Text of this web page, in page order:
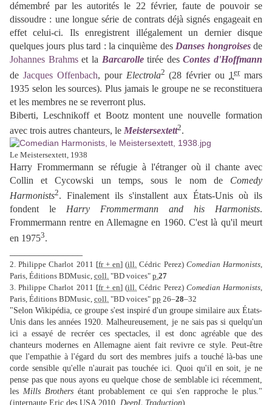
démembré par les autorités le 22 février, faute de pouvoir se
dissoudre : une longue série de contrats déjà signés engageait en
effet celui-ci. Ils enregistrent illégalement un dernier disque
quelques jours plus tard : la cinquième desDanses hongroisesde
Johannes Brahmset la Barcarolletirée desContes d'Hoffmann
de Jacques Offenbach, pour Electrola2 (28 février ou 1ermars
1935 selon les sources). Plus jamais le groupe ne se reconstituera
et les membres ne se reverront plus.
Biberti, Leschnikoff et Bootz montent une nouvelle formation
avec trois autres chanteurs, le Meistersextett2.
Le Meistersextett, 1938
Harry Frommermann se réfugie à l'étranger où il chante avec
Collin et Cycowski un temps, sous le nom de Comedy
Harmonists2. Finalement ils s'installent aux États-Unis où ils
fondent le Harry Frommermann and his Harmonists.
Frommermann rentre en Allemagne en 1960. C'est là qu'il meurt
en 19753.
2. Philippe Charlot 2011 [fr + en] (ill. Cédric Perez) Comedian Harmonists
Paris, Éditions BDMusic, coll. "BD voices" p. 27
3.Philippe Charlot 2011 [fr + en](ill. Cédric Perez) Comedian Harmonists
Paris, Éditions BDMusic, coll. "BD voices" pp 26–28–32
"Selon Wikipédia, ce groupe s'est inspiré d'un groupe similaire aux États-
Unis dans les années 1920. Malheureusement, je ne sais pas si quelqu'un
ici a essayé de recréer ces spectacles, il est donc agréable que des
chanteurs modernes en Allemagne aient fait revivre ce style. Peut-être
que l'empathie à l'égard du sort des membres juifs a touché là-bas une
corde sensible qu'elle n'aurait pas touchée ici. Quoi qu'il en soit, je ne
pense pas que nous ayons eu quelque chose de semblable ici récemment,
les Mills Brothers étant probablement ce qui s'en rapproche le plus."
(internaute Eric des USA 2010, DeepL Traduction)